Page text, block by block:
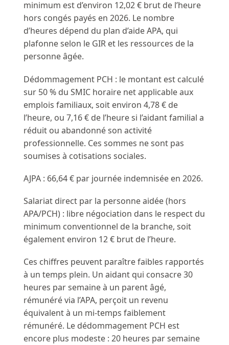
minimum est d’environ 12,02 € brut de l’heure
hors congés payés en 2026. Le nombre
d’heures dépend du plan d’aide APA, qui
plafonne selon le GIR et les ressources de la
personne âgée.
Dédommagement PCH : le montant est calculé
sur 50 % du SMIC horaire net applicable aux
emplois familiaux, soit environ 4,78 € de
l’heure, ou 7,16 € de l’heure si l’aidant familial a
réduit ou abandonné son activité
professionnelle. Ces sommes ne sont pas
soumises à cotisations sociales.
AJPA : 66,64 € par journée indemnisée en 2026.
Salariat direct par la personne aidée (hors
APA/PCH) : libre négociation dans le respect du
minimum conventionnel de la branche, soit
également environ 12 € brut de l’heure.
Ces chiffres peuvent paraître faibles rapportés
à un temps plein. Un aidant qui consacre 30
heures par semaine à un parent âgé,
rémunéré via l’APA, perçoit un revenu
équivalent à un mi-temps faiblement
rémunéré. Le dédommagement PCH est
encore plus modeste : 20 heures par semaine